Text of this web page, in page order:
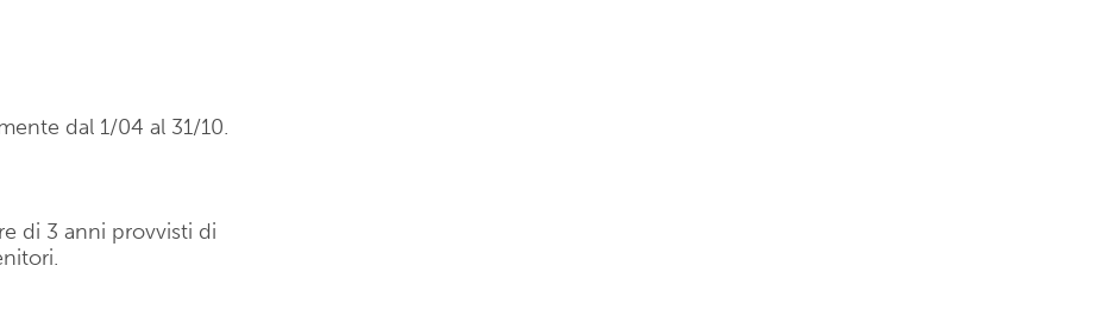
dal 1/04 al 31/10.
di 3 anni provvisti di